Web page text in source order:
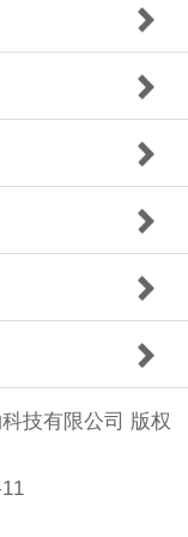
技有限公司 版权